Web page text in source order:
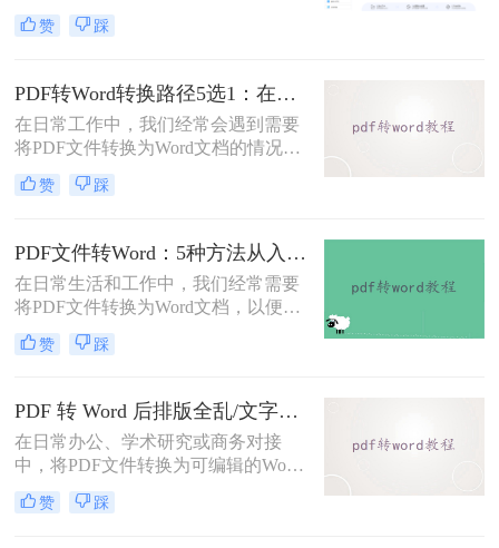
广受欢迎，但在某些情况下，我们可
能需要将其转换为DOC（Microsoft
那么pdf文件怎么转换成doc文件呢？
本文将介绍三种将PDF文件转换成
DOC文件的方法。
赞 踩
PDF转Word转换路径5选1：在线、软件、手机端各场景最优解！
在日常工作中，我们经常会遇到需要
将PDF文件转换为Word文档的情况，
以便对内容进行编辑或修改。那么pdf
转word怎么转呢？本文将介绍五种将
最适合自己的转换方式。
赞 踩
PDF文件转Word：5种方法从入门到避坑的实操指南！
在日常生活和工作中，我们经常需要
将PDF文件转换为Word文档，以便于
编辑和修改。那么怎么把pdf文件转换
成word呢？本文将详细介绍几种将
助大家轻松应对这一需求。
赞 踩
PDF 转 Word 后排版全乱/文字错位/串行/乱跑怎么办？3种高保真转换方法全解析
在日常办公、学术研究或商务对接
中，将PDF文件转换为可编辑的Word
文档是极高频的需求。但最令人头疼
的往往不是转换本身，而是转换后出
赞 踩